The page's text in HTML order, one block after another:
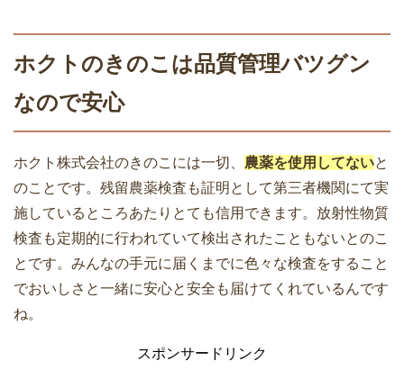
ホクトのきのこは品質管理バツグン
なので安心
ホクト株式会社のきのこには一切、 農薬を使用してないと
のことです。残留農薬検査も証明として第三者機関にて実
施しているところあたりとても信用できます。放射性物質
検査も定期的に行われていて検出されたこともないとのこ
とです。みんなの手元に届くまでに色々な検査をすること
でおいしさと一緒に安心と安全も届けてくれているんです
ね。
スポンサードリンク